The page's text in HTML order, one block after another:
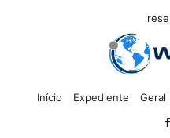
Início Expediente Geral